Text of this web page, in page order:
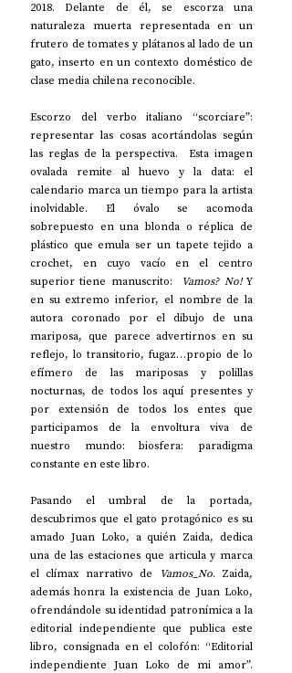
2018. Delante de él, se escorza una
naturaleza muerta representada en un
frutero de tomates y plátanos al lado de un
gato, inserto en un contexto doméstico de
clase media chilena reconocible.
Escorzo del verbo italiano “scorciare”:
representar las cosas acortándolas según
las reglas de la perspectiva.  Esta imagen
ovalada remite al huevo y la data: el
calendario marca un tiempo para la artista
inolvidable. El óvalo se acomoda
sobrepuesto en una blonda o réplica de
plástico que emula ser un tapete tejido a
crochet, en cuyo vacío en el centro
superior tiene manuscrito:
Vamos? No! Y
en su extremo inferior, el nombre de la
autora coronado por el dibujo de una
mariposa, que parece advertirnos en su
reflejo, lo transitorio, fugaz…propio de lo
efímero de las mariposas y polillas
nocturnas, de todos los aquí presentes y
por extensión de todos los entes que
participamos de la envoltura viva de
nuestro mundo: biosfera: paradigma
constante en este libro.
Pasando el umbral de la portada,
descubrimos que el gato protagónico es su
amado Juan Loko, a quién Zaida, dedica
una de las estaciones que articula y marca
el clímax narrativo de
Vamos_No. Zaida,
además honra la existencia de Juan Loko,
ofrendándole su identidad patronímica a la
editorial independiente que publica este
libro, consignada en el colofón: “Editorial
independiente Juan Loko de mi amor”.